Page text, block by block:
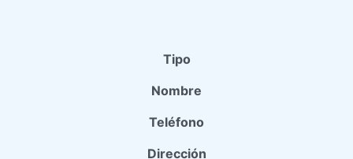
Tipo
Nombre
Teléfono
Dirección